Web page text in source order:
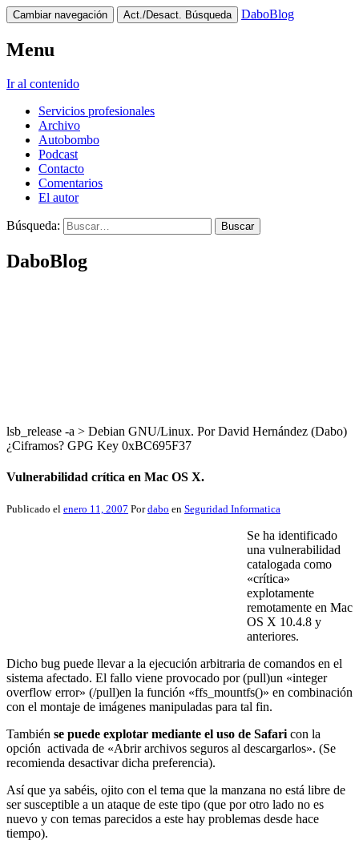
Cambiar navegación Act./Desact. Búsqueda DaboBlog
Menu
Ir al contenido
Servicios profesionales
Archivo
Autobombo
Podcast
Contacto
Comentarios
El autor
Búsqueda:
DaboBlog
lsb_release -a > Debian GNU/Linux. Por David Hernández (Dabo)
¿Ciframos? GPG Key 0xBC695F37
Vulnerabilidad crítica en Mac OS X.
Publicado el enero 11, 2007 Pordabo en Seguridad Informatica
Se ha identificado
una vulnerabilidad
catalogada como
«crítica»
explotamente
remotamente en Mac
OS X 10.4.8 y
anteriores.
Dicho bug puede llevar a la ejecución arbitraria de comandos en el
sistema afectado. El fallo viene provocado por (pull)un «integer
overflow error» (/pull)en la función «ffs_mountfs()» en combinación
con el montaje de imágenes manipuladas para tal fin.
También se puede explotar mediante el uso de Safari con la
opción activada de «Abrir archivos seguros al descargarlos». (Se
recomienda desactivar dicha preferencia).
Así que ya sabéis, ojito con el tema que la manzana no está libre de
ser susceptible a un ataque de este tipo (que por otro lado no es
nuevo y con temas parecidos a este hay problemas desde hace
tiempo).